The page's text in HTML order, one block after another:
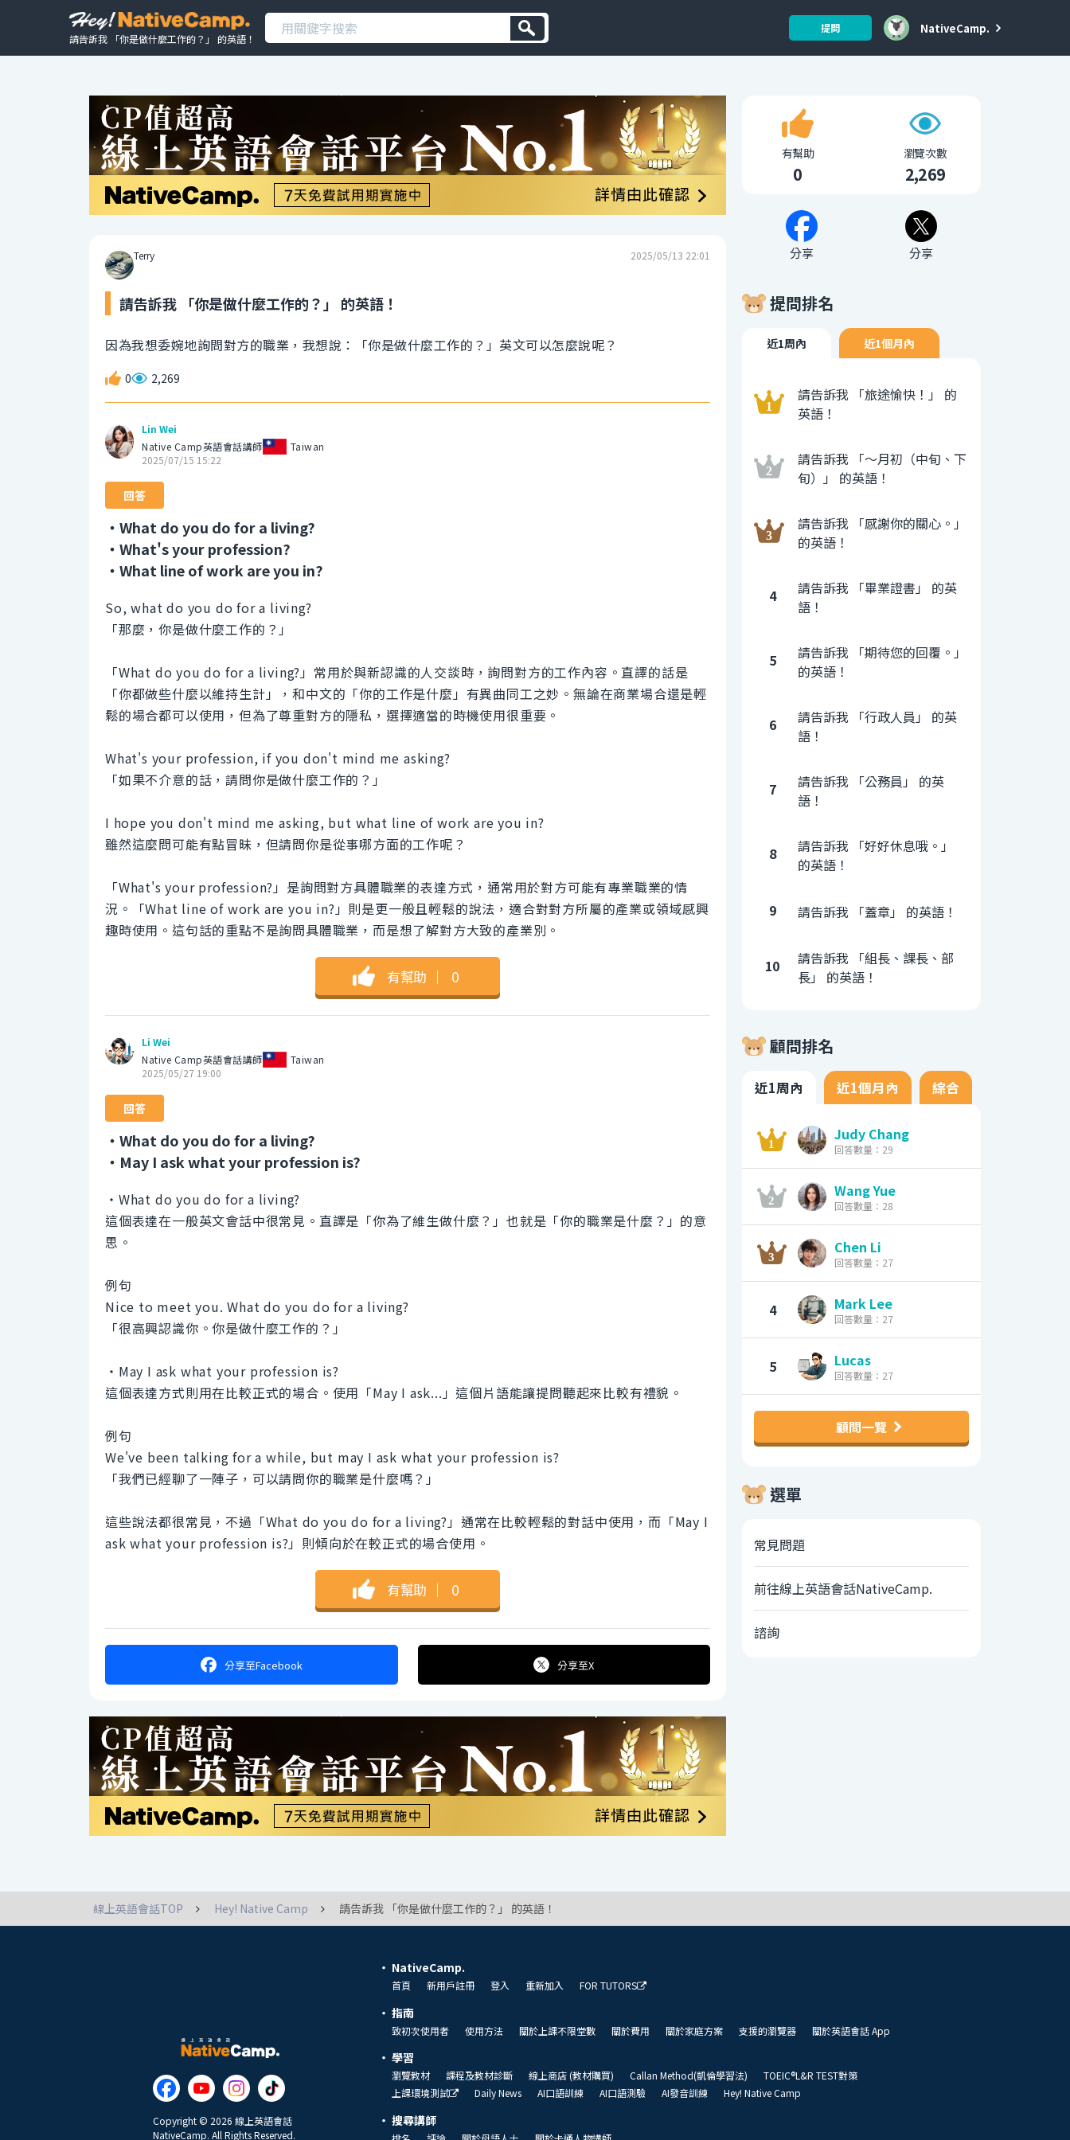
請告訴我 「你是做什麼工作的？」 的英語！
提問 NativeCamp.
Terry 2025/05/13 22:01
請告訴我 「你是做什麼工作的？」 的英語！
因為我想委婉地詢問對方的職業，我想說：「你是做什麼工作的？」英文可以怎麼說呢？
0 2,269
Lin Wei
Native Camp英語會話講師
Taiwan
2025/07/15 15:22
回答
・What do you do for a living?
・What's your profession?
・What line of work are you in?
So, what do you do for a living?
「那麼，你是做什麼工作的？」
「What do you do for a living?」常用於與新認識的人交談時，詢問對方的工作內容。直譯的話是
「你都做些什麼以維持生計」，和中文的「你的工作是什麼」有異曲同工之妙。無論在商業場合還是輕
鬆的場合都可以使用，但為了尊重對方的隱私，選擇適當的時機使用很重要。
What's your profession, if you don't mind me asking?
「如果不介意的話，請問你是做什麼工作的？」
I hope you don't mind me asking, but what line of work are you in?
雖然這麼問可能有點冒昧，但請問你是從事哪方面的工作呢？
「What's your profession?」是詢問對方具體職業的表達方式，通常用於對方可能有專業職業的情
況。「What line of work are you in?」則是更一般且輕鬆的說法，適合對對方所屬的產業或領域感興
趣時使用。這句話的重點不是詢問具體職業，而是想了解對方大致的產業別。
有幫助 ｜ 0
Li Wei
Native Camp英語會話講師
Taiwan
2025/05/27 19:00
回答
・What do you do for a living?
・May I ask what your profession is?
・What do you do for a living?
這個表達在一般英文會話中很常見。直譯是「你為了維生做什麼？」也就是「你的職業是什麼？」的意
思。
例句
Nice to meet you. What do you do for a living?
「很高興認識你。你是做什麼工作的？」
・May I ask what your profession is?
這個表達方式則用在比較正式的場合。使用「May I ask...」這個片語能讓提問聽起來比較有禮貌。
例句
We've been talking for a while, but may I ask what your profession is?
「我們已經聊了一陣子，可以請問你的職業是什麼嗎？」
這些說法都很常見，不過「What do you do for a living?」通常在比較輕鬆的對話中使用，而「May I
ask what your profession is?」則傾向於在較正式的場合使用。
有幫助 ｜ 0
分享至Facebook 分享至X
有幫助
0
瀏覽次數
2,269
分享 分享
提問排名
近1周內 近1個月內
請告訴我 「旅途愉快！」 的
英語！
請告訴我 「〜月初（中旬、下
旬）」 的英語！
請告訴我 「感謝你的關心。」
的英語！
4
請告訴我 「畢業證書」 的英
語！
5
請告訴我 「期待您的回覆。」
的英語！
6
請告訴我 「行政人員」 的英
語！
7
請告訴我 「公務員」 的英
語！
8
請告訴我 「好好休息哦。」
的英語！
9 請告訴我 「蓋章」 的英語！
10
請告訴我 「組長、課長、部
長」 的英語！
顧問排名
近1周內 近1個月內 綜合
Judy Chang
回答數量：29
Wang Yue
回答數量：28
Chen Li
回答數量：27
4 Mark Lee
回答數量：27
5 Lucas
回答數量：27
顧問一覽
選單
常見問題
前往線上英語會話NativeCamp.
諮詢
線上英語會話TOP Hey! Native Camp 請告訴我 「你是做什麼工作的？」 的英語！
Copyright © 2026 線上英語會話
NativeCamp. All Rights Reserved.
NativeCamp.
首頁 新用戶註冊 登入 重新加入 FOR TUTORS
指南
致初次使用者 使用方法 關於上課不限堂數 關於費用 關於家庭方案 支援的瀏覽器 關於英語會話 App
學習
瀏覽教材 課程及教材診斷 線上商店 (教材購買) Callan Method(凱倫學習法)
TOEIC®L&R TEST對策
上課環境測試
Daily News AI口語訓練 AI口語測驗 AI發音訓練 Hey! Native Camp
搜尋講師